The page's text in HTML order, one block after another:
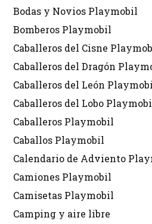
Bodas y Novios Playmobil
Bomberos Playmobil
Caballeros del Cisne
Caballeros del Dragón
Caballeros del León
Caballeros del Lobo
Caballeros Playmobil
Caballos Playmobil
Calendario de Adviento
Camiones Playmobil
Camisetas Playmobil
Camping y aire libre